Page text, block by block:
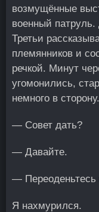
возмущённые
военный
Третьи
племянников и
речкой. Минут
угомонились,
немного в сторону.
— Совет дать?
— Давайте.
— Переоденьтесь
Я нахмурился.